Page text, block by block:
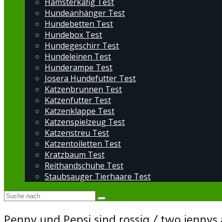
Hundeanhänger Test
Hundebetten Test
Hundebox Test
Hundegeschirr Test
Hundeleinen Test
Hunderampe Test
Josera Hundefutter Test
Katzenbrunnen Test
Katzenfutter Test
Katzenklappe Test
Katzenspielzeug Test
Katzenstreu Test
Katzentoiletten Test
Kratzbaum Test
Reithandschuhe Test
Staubsauger Tierhaare Test